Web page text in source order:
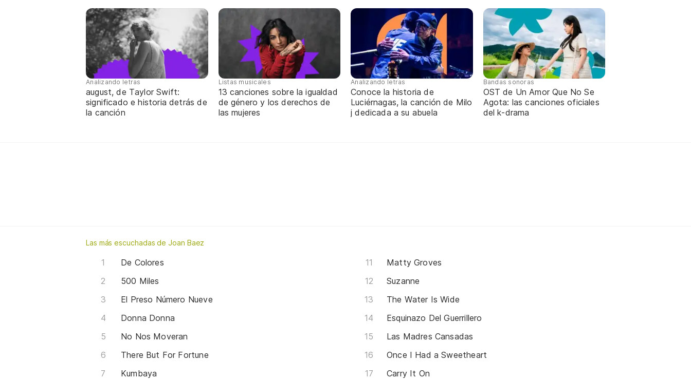
Analizando letras
august, de Taylor Swift:
significado e historia detrás de
la canción
Listas musicales
13 canciones sobre la igualdad
de género y los derechos de
las mujeres
Analizando letras
Conoce la historia de
Luciérnagas, la canción de Milo
j dedicada a su abuela
Bandas sonoras
OST de Un Amor Que No Se
Agota: las canciones oficiales
del k-drama
Las más escuchadas de Joan Baez
De Colores
500 Miles
El Preso Número Nueve
Donna Donna
No Nos Moveran
There But For Fortune
Kumbaya
Matty Groves
Suzanne
The Water Is Wide
Esquinazo Del Guerrillero
Las Madres Cansadas
Once I Had a Sweetheart
Carry It On